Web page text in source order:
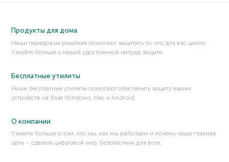
Продукты для дома
Наши передовые решения помогают защитить то, что для вас ценно.
Узнайте больше о нашей удостоенной наград защите.
Бесплатные утилиты
Наши бесплатные утилиты помогают обеспечить защиту ваших
устройств на базе Windows, Mac и Android.
О компании
Узнайте больше о том, кто мы, как мы работаем и почему наша главная
цель – сделать цифровой мир безопасным для всех.